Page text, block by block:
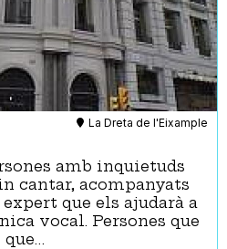
La Dreta de l'Eixample
amb inquietuds
cantar, acompanyats
que els ajudarà a
vocal. Persones que